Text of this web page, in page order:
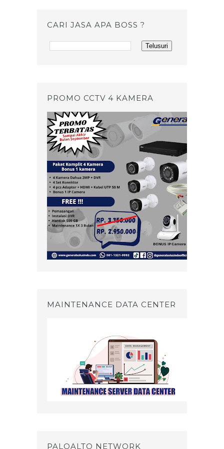
CARI JASA APA BOSS ?
PROMO CCTV 4 KAMERA
MAINTENANCE DATA CENTER
PALOALTO NETWORK